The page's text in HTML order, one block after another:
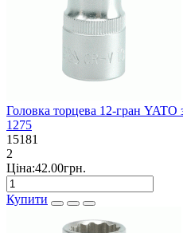
Головка торцева 12-гран
1275
15181
2
Ціна:42.00грн.
Купити